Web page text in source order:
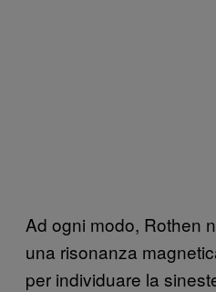
Ad ogni modo, Rothen
una risonanza
per individuare la